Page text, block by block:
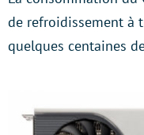
de refroidissement à
quelques centaines